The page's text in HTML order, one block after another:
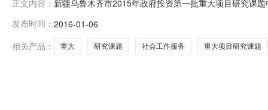
正文内容： 新疆乌鲁木齐市2015年政府投资第一批重大项目研究课
为：新疆乌鲁木齐乌鲁木齐市2015年政府投资第一批重
限公司，采购业
发布时间： 2016-01-06
相关产品：
重大 研究课题 社会工作服务 重大项目研究课题